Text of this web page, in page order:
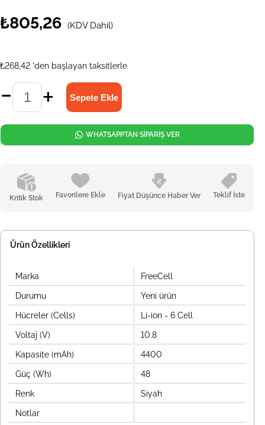
₺805,26 (KDV Dahil)
₺268,42 'den başlayan taksitlerle
Kritik Stok Favorilere Ekle Fiyat Düşünce Haber Ver Teklif İste
WHATSAPPTAN SİPARİŞ VER
Ürün Özellikleri
Marka FreeCell
Durumu Yeni ürün
Hücreler (Cells) Li-ion - 6 Cell
Voltaj (V) 10.8
Kapasite (mAh) 4400
Güç (Wh) 48
Renk Siyah
Notlar